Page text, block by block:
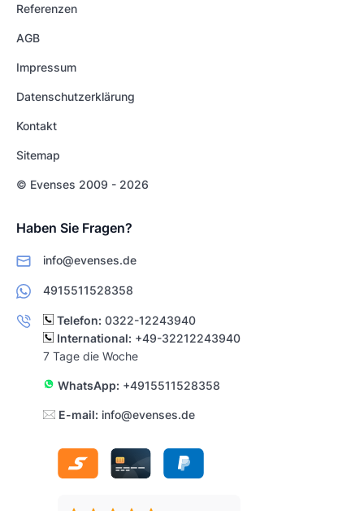
Referenzen
AGB
Impressum
Datenschutzerklärung
Kontakt
Sitemap
© Evenses 2009 - 2026
Haben Sie Fragen?
info@evenses.de
4915511528358
Telefon: 0322-12243940
International: +49-32212243940
7 Tage die Woche
WhatsApp: +4915511528358
E-mail: info@evenses.de